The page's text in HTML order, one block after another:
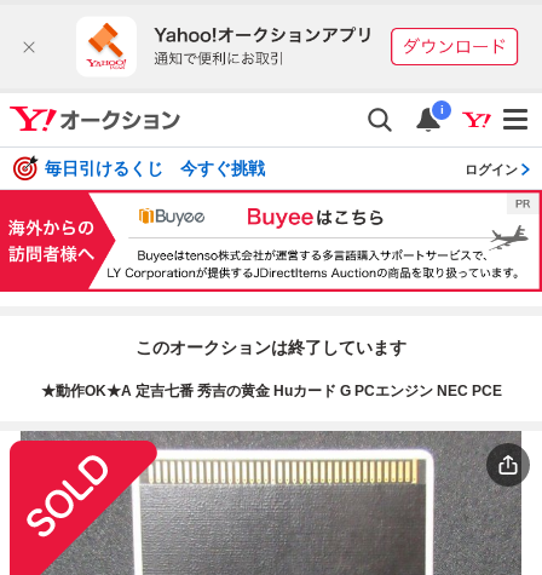
i
毎日引けるくじ 今すぐ挑戦 ログイン
このオークションは終了しています
★動作OK★A 定吉七番 秀吉の黄金 Huカード G PCエンジン NEC PCE